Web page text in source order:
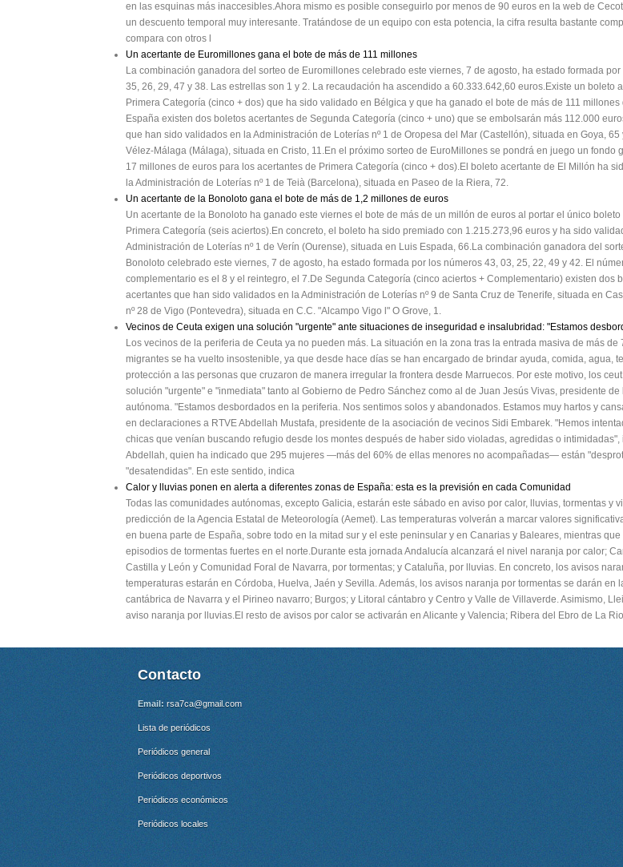
en las esquinas más inaccesibles.Ahora mismo es posible conseguirlo por menos de 90 euros en la web de
un descuento temporal muy interesante. Tratándose de un equipo con esta potencia, la cifra resulta bastante
compara con otros l
Un acertante de Euromillones gana el bote de más de 111 millones
La combinación ganadora del sorteo de Euromillones celebrado este viernes, 7 de agosto, ha estado formada
35, 26, 29, 47 y 38. Las estrellas son 1 y 2. La recaudación ha ascendido a 60.333.642,60 euros.Existe un boleto
Primera Categoría (cinco + dos) que ha sido validado en Bélgica y que ha ganado el bote de más de 111 millones
España existen dos boletos acertantes de Segunda Categoría (cinco + uno) que se embolsarán más 112.000
que han sido validados en la Administración de Loterías nº 1 de Oropesa del Mar (Castellón), situada en Goya, 65
Vélez-Málaga (Málaga), situada en Cristo, 11.En el próximo sorteo de EuroMillones se pondrá en juego un fondo
17 millones de euros para los acertantes de Primera Categoría (cinco + dos).El boleto acertante de El Millón ha
la Administración de Loterías nº 1 de Teià (Barcelona), situada en Paseo de la Riera, 72.
Un acertante de la Bonoloto gana el bote de más de 1,2 millones de euros
Un acertante de la Bonoloto ha ganado este viernes el bote de más de un millón de euros al portar el único
Primera Categoría (seis aciertos).En concreto, el boleto ha sido premiado con 1.215.273,96 euros y ha sido
Administración de Loterías nº 1 de Verín (Ourense), situada en Luis Espada, 66.La combinación ganadora del
Bonoloto celebrado este viernes, 7 de agosto, ha estado formada por los números 43, 03, 25, 22, 49 y 42. El
complementario es el 8 y el reintegro, el 7.De Segunda Categoría (cinco aciertos + Complementario) existen dos
acertantes que han sido validados en la Administración de Loterías nº 9 de Santa Cruz de Tenerife, situada en
nº 28 de Vigo (Pontevedra), situada en C.C. "Alcampo Vigo l" O Grove, 1.
Vecinos de Ceuta exigen una solución "urgente" ante situaciones de inseguridad e insalubridad: "Estamos
Los vecinos de la periferia de Ceuta ya no pueden más. La situación en la zona tras la entrada masiva de más de
migrantes se ha vuelto insostenible, ya que desde hace días se han encargado de brindar ayuda, comida, agua,
protección a las personas que cruzaron de manera irregular la frontera desde Marruecos. Por este motivo, los
solución "urgente" e "inmediata" tanto al Gobierno de Pedro Sánchez como al de Juan Jesús Vivas, presidente de
autónoma. "Estamos desbordados en la periferia. Nos sentimos solos y abandonados. Estamos muy hartos y
en declaraciones a RTVE Abdellah Mustafa, presidente de la asociación de vecinos Sidi Embarek. "Hemos
chicas que venían buscando refugio desde los montes después de haber sido violadas, agredidas o intimidadas",
Abdellah, quien ha indicado que 295 mujeres —más del 60% de ellas menores no acompañadas— están
"desatendidas". En este sentido, indica
Calor y lluvias ponen en alerta a diferentes zonas de España: esta es la previsión en cada Comunidad
Todas las comunidades autónomas, excepto Galicia, estarán este sábado en aviso por calor, lluvias, tormentas y
predicción de la Agencia Estatal de Meteorología (Aemet). Las temperaturas volverán a marcar valores
en buena parte de España, sobre todo en la mitad sur y el este peninsular y en Canarias y Baleares, mientras que
episodios de tormentas fuertes en el norte.Durante esta jornada Andalucía alcanzará el nivel naranja por calor;
Castilla y León y Comunidad Foral de Navarra, por tormentas; y Cataluña, por lluvias. En concreto, los avisos
temperaturas estarán en Córdoba, Huelva, Jaén y Sevilla. Además, los avisos naranja por tormentas se darán en
cantábrica de Navarra y el Pirineo navarro; Burgos; y Litoral cántabro y Centro y Valle de Villaverde. Asimismo,
aviso naranja por lluvias.El resto de avisos por calor se activarán en Alicante y Valencia; Ribera del Ebro de La
Contacto
Email: rsa7ca@gmail.com
Lista de periódicos
Periódicos general
Periódicos deportivos
Periódicos económicos
Periódicos locales